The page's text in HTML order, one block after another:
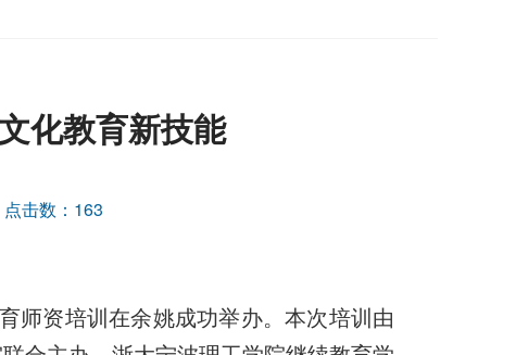
化教育新技能
点击数： 163
师资培训在余姚成功举办。本次培训由